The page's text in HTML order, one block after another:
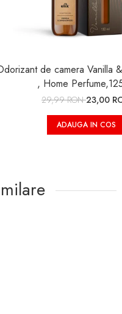
de camera Vanilla
, Home
29,99 RON23,00
ADAUGA IN COS